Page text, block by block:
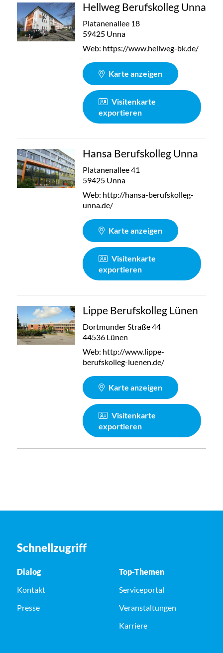
Hellweg Berufskolleg Unna
Platanenallee 18
59425 Unna
Web: https://www.hellweg-bk.de/
Karte anzeigen
Visitenkarte
exportieren
Hansa Berufskolleg Unna
Platanenallee 41
59425 Unna
Web: http://hansa-berufskolleg-
unna.de/
Karte anzeigen
Visitenkarte
exportieren
Lippe Berufskolleg Lünen
Dortmunder Straße 44
44536 Lünen
Web: http://www.lippe-
berufskolleg-luenen.de/
Karte anzeigen
Visitenkarte
exportieren
Schnellzugriff
Dialog
Kontakt
Presse
Top-Themen
Serviceportal
Veranstaltungen
Karriere